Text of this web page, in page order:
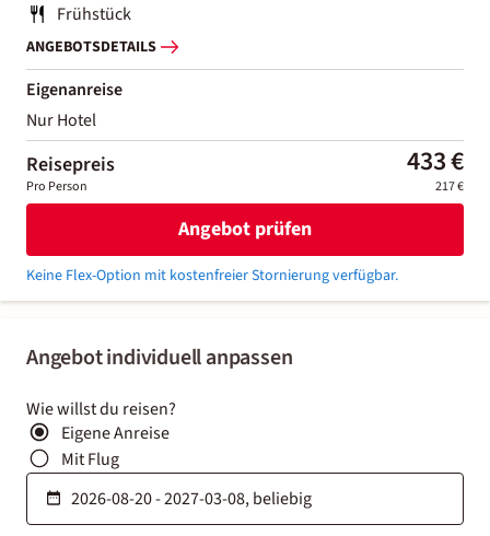
Angebot individuell anpassen
Wie willst du reisen?
Eigene Anreise
Mit Flug
Frühstück
ANGEBOTSDETAILS
Eigenanreise
Nur Hotel
Reisepreis 433 €
Pro Person 217 €
Angebot prüfen
Keine Flex-Option mit kostenfreier Stornierung verfügbar.